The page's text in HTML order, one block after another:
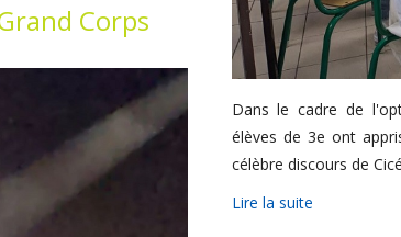
Corps
Dans le cadre de
élèves de 3e ont
célèbre discours de
Lire la suite